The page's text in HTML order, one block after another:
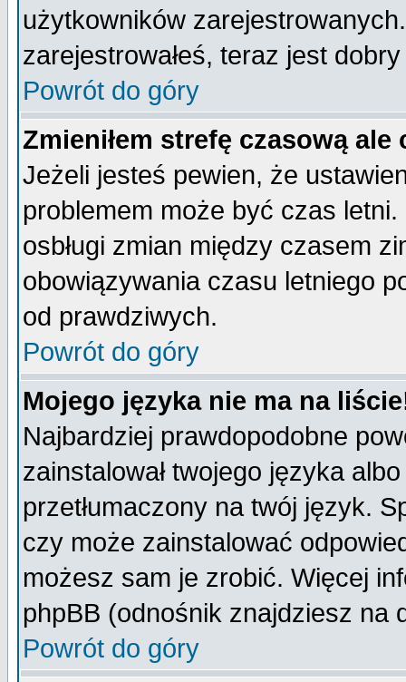
użytkowników
zarejestrowałeś, teraz jest
Powrót do góry
Zmieniłem strefę czasową
Jeżeli jesteś pewien, że
problemem może być czas
osbługi zmian między czasem
obowiązywania czasu letniego
od prawdziwych.
Powrót do góry
Mojego języka nie ma na
Najbardziej prawdopodobne
zainstalował twojego języka
przetłumaczony na twój język.
czy może zainstalować
możesz sam je zrobić. Więcej
phpBB (odnośnik znajdziesz na
Powrót do góry